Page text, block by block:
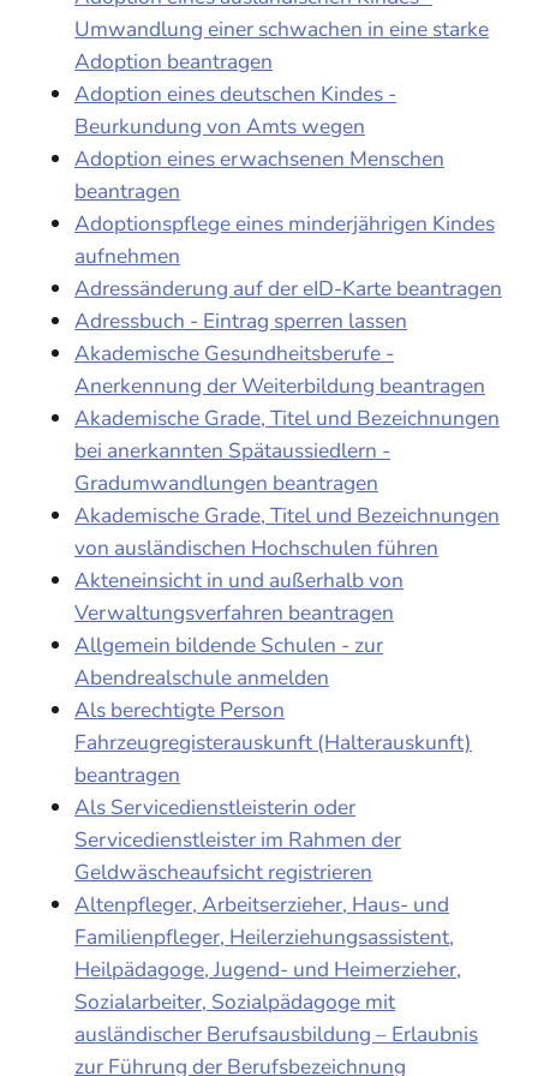
Umwandlung einer schwachen in eine starke
Adoption beantragen
Adoption eines deutschen Kindes -
Beurkundung von Amts wegen
Adoption eines erwachsenen Menschen
beantragen
Adoptionspflege eines minderjährigen Kindes
aufnehmen
Adressänderung auf der eID-Karte beantragen
Adressbuch - Eintrag sperren lassen
Akademische Gesundheitsberufe -
Anerkennung der Weiterbildung beantragen
Akademische Grade, Titel und Bezeichnungen
bei anerkannten Spätaussiedlern -
Gradumwandlungen beantragen
Akademische Grade, Titel und Bezeichnungen
von ausländischen Hochschulen führen
Akteneinsicht in und außerhalb von
Verwaltungsverfahren beantragen
Allgemein bildende Schulen - zur
Abendrealschule anmelden
Als berechtigte Person
Fahrzeugregisterauskunft (Halterauskunft)
beantragen
Als Servicedienstleisterin oder
Servicedienstleister im Rahmen der
Geldwäscheaufsicht registrieren
Altenpfleger, Arbeitserzieher, Haus- und
Familienpfleger, Heilerziehungsassistent,
Heilpädagoge, Jugend- und Heimerzieher,
Sozialarbeiter, Sozialpädagoge mit
ausländischer Berufsausbildung – Erlaubnis
zur Führung der Berufsbezeichnung